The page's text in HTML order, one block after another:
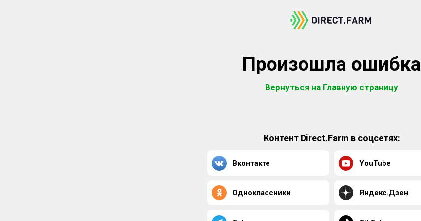
Произошла ошибка
Вернуться на Главную страницу
Контент Direct.Farm в соцсетях:
Вконтакте YouTube
Одноклассники Яндекс.Дзен